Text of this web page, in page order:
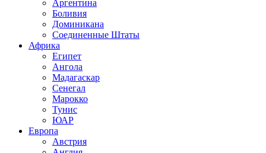
Аргентина
Боливия
Доминикана
Соединенные Штаты
Африка
Египет
Ангола
Мадагаскар
Сенегал
Марокко
Тунис
ЮАР
Европа
Австрия